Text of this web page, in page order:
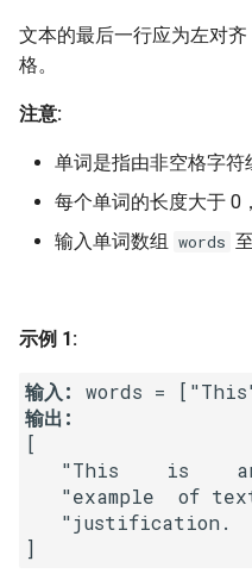
12. 矩阵中的路径
14.1. 剪绳子
14.2. 剪绳子 II
16. 数值的整数次方
17. 打印从 1 到最大的 n 位
19. 正则表达式匹配
20. 表示数值的字符串
9. 乘积小于 K 的子数组
11. 和 1 个数相同的子数组
12. 左右两边子数组的和相等
14. 字符串中的变位词
15. 字符串中的所有变位词
16. 不含重复字符的最长子字
17. 含有所有字符的最短字符
串
2.1. 移除重复节点
2.3. 删除中间节点
2.4. 分割链表
2.6. 回文链表
2.7. 链表相交
3.1. 三合一
3.2. 栈的最小值
文本的最后一行应为左对
格。
注意:
单词是指由非空格字符
每个单词的长度大于 0
输入单词数组 words
示例 1:
输入:
输出:
[
"This    is
"example  of
"justification.